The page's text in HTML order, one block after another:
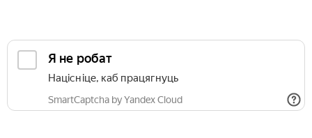
Я не робат
Націсніце, каб працягнуць
SmartCaptcha by Yandex Cloud